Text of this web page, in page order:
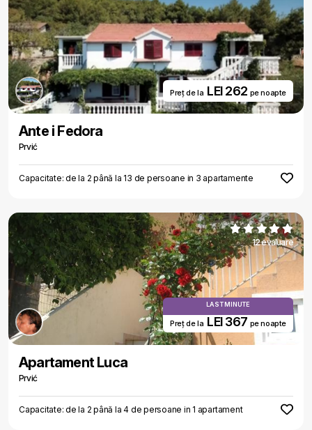
Preț de la LEI 262 pe noapte
Ante i Fedora
Prvić
Capacitate: de la 2 până la 13 de persoane in 3 apartamente
12 evaluare
LAST MINUTE
Preț de la LEI 367 pe noapte
Apartament Luca
Prvić
Capacitate: de la 2 până la 4 de persoane in 1 apartament